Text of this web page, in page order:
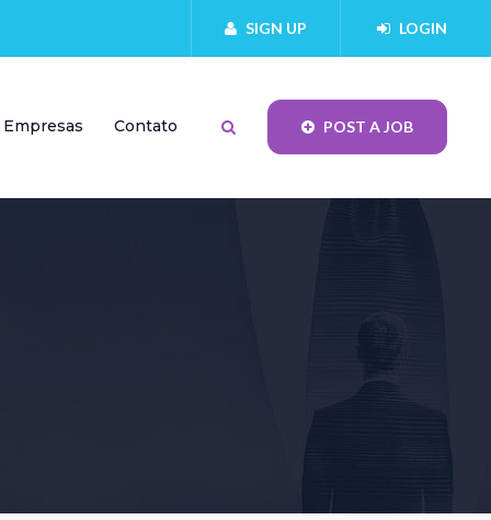
SIGN UP LOGIN
Empresas Contato POST A JOB